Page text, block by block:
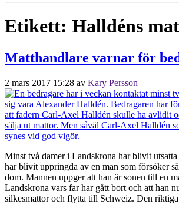
Etikett: Halldéns
Matthandlare varnar för
2 mars 2017 15:28 av Kary Persson
Minst två damer i Landskrona har blivit
har blivit uppringda av en man som försöker
dom. Mannen uppger att han är sonen till en
Landskrona vars far har gått bort och att han
silkesmattor och flytta till Schweiz. Den